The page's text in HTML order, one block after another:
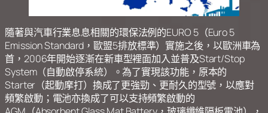
隨著與汽車行業息息相關的環保法例的EURO 5（Euro 5
Emission Standard，歐盟5排放標準）實施之後，以歐洲車為
首，2006年開始逐漸在新車型裡面加入並普及Start/Stop
System（自動啟停系統）。為了實現該功能，原本的
Starter（起動摩打）換成了更強勁、更耐久的型號，以應對
頻繁啟動；電池亦換成了可以支持頻繁啟動的